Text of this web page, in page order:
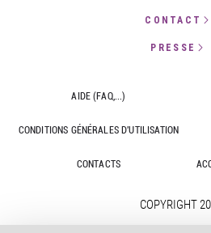
CONTACT
PRESSE
AIDE (FAQ,...)
CONDITIONS GÉNÉRALES D'UTILISATION
CONTACTS
COPYRIGHT